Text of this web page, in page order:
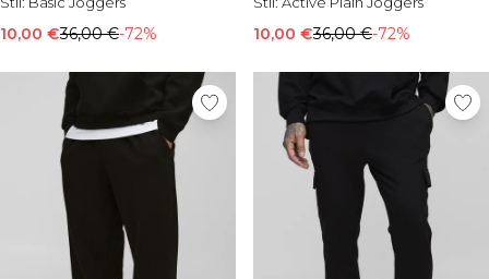
10,00 €36,00 €-72% 10,00 €36,00 €-72%